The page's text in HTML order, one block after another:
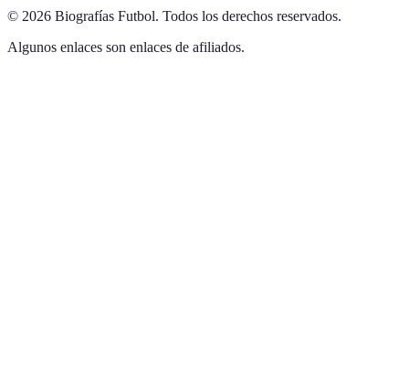
© 2026 Biografías Futbol. Todos los derechos reservados.
Algunos enlaces son enlaces de afiliados.